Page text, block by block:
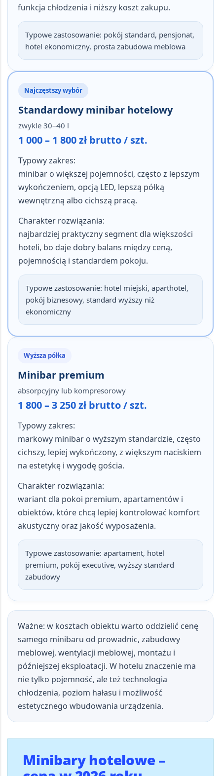
funkcja chłodzenia i niższy koszt zakupu.
Typowe zastosowanie: pokój standard, pensjonat,
hotel ekonomiczny, prosta zabudowa meblowa
Najczęstszy wybór
Standardowy minibar hotelowy
zwykle 30–40 l
1 000 – 1 800 zł brutto / szt.
Typowy zakres:
minibar o większej pojemności, często z lepszym
wykończeniem, opcją LED, lepszą półką
wewnętrzną albo cichszą pracą.
Charakter rozwiązania:
najbardziej praktyczny segment dla większości
hoteli, bo daje dobry balans między ceną,
pojemnością i standardem pokoju.
Typowe zastosowanie: hotel miejski, aparthotel,
pokój biznesowy, standard wyższy niż
ekonomiczny
Wyższa półka
Minibar premium
absorpcyjny lub kompresorowy
1 800 – 3 250 zł brutto / szt.
Typowy zakres:
markowy minibar o wyższym standardzie, często
cichszy, lepiej wykończony, z większym naciskiem
na estetykę i wygodę gościa.
Charakter rozwiązania:
wariant dla pokoi premium, apartamentów i
obiektów, które chcą lepiej kontrolować komfort
akustyczny oraz jakość wyposażenia.
Typowe zastosowanie: apartament, hotel
premium, pokój executive, wyższy standard
zabudowy
Ważne: w kosztach obiektu warto oddzielić cenę
samego minibaru od prowadnic, zabudowy
meblowej, wentylacji meblowej, montażu i
późniejszej eksploatacji. W hotelu znaczenie ma
nie tylko pojemność, ale też technologia
chłodzenia, poziom hałasu i możliwość
estetycznego wbudowania urządzenia.
Minibary hotelowe –